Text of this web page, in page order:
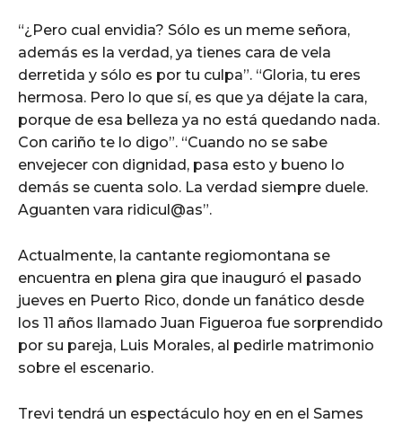
“¿Pero cual envidia? Sólo es un meme señora,
además es la verdad, ya tienes cara de vela
derretida y sólo es por tu culpa”. “Gloria, tu eres
hermosa. Pero lo que sí, es que ya déjate la cara,
porque de esa belleza ya no está quedando nada.
Con cariño te lo digo”. “Cuando no se sabe
envejecer con dignidad, pasa esto y bueno lo
demás se cuenta solo. La verdad siempre duele.
Aguanten vara ridicul@as”.
Actualmente, la cantante regiomontana se
encuentra en plena gira que inauguró el pasado
jueves en Puerto Rico, donde un fanático desde
los 11 años llamado Juan Figueroa fue sorprendido
por su pareja, Luis Morales, al pedirle matrimonio
sobre el escenario.
Trevi tendrá un espectáculo hoy en en el Sames